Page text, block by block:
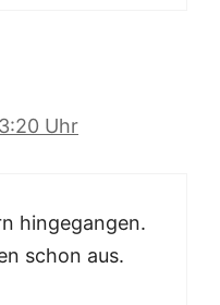
Uhr
hingegangen.
schon aus.